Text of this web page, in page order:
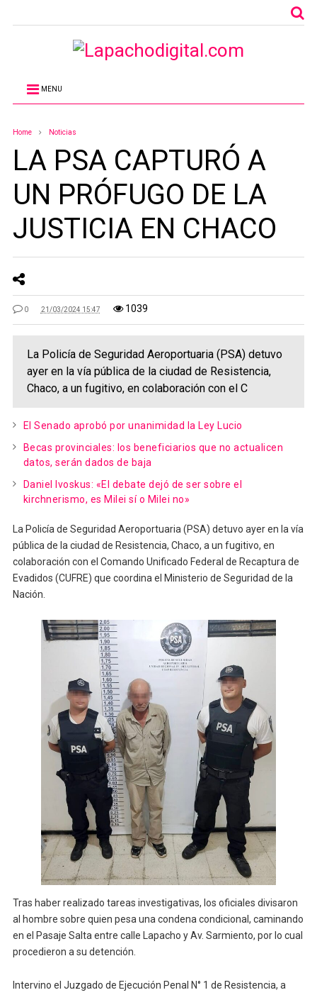
MENU
Home Noticias
LA PSA CAPTURÓ A
UN PRÓFUGO DE LA
JUSTICIA EN CHACO
0 21/03/2024 15:47 1039
La Policía de Seguridad Aeroportuaria (PSA) detuvo
ayer en la vía pública de la ciudad de Resistencia,
Chaco, a un fugitivo, en colaboración con el C
El Senado aprobó por unanimidad la Ley Lucio
Becas provinciales: los beneficiarios que no actualicen
datos, serán dados de baja
Daniel Ivoskus: «El debate dejó de ser sobre el
kirchnerismo, es Milei sí o Milei no»
La Policía de Seguridad Aeroportuaria (PSA) detuvo ayer en la vía
pública de la ciudad de Resistencia, Chaco, a un fugitivo, en
colaboración con el Comando Unificado Federal de Recaptura de
Evadidos (CUFRE) que coordina el Ministerio de Seguridad de la
Nación.
Tras haber realizado tareas investigativas, los oficiales divisaron
al hombre sobre quien pesa una condena condicional, caminando
en el Pasaje Salta entre calle Lapacho y Av. Sarmiento, por lo cual
procedieron a su detención.
Intervino el Juzgado de Ejecución Penal N° 1 de Resistencia, a